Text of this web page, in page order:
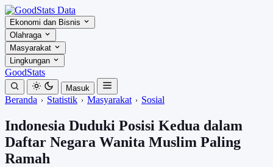
Ekonomi dan Bisnis
Olahraga
Masyarakat
Lingkungan
GoodStats
Masuk
Beranda Statistik Masyarakat Sosial
Indonesia Duduki Posisi Kedua dalam
Daftar Negara Wanita Muslim Paling
Ramah